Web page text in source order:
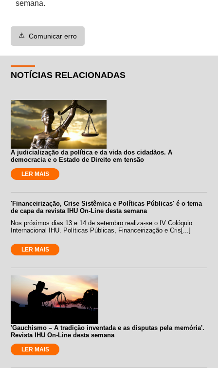
semana.
⚠️ Comunicar erro
NOTÍCIAS RELACIONADAS
A judicialização da política e da vida dos cidadãos. A
democracia e o Estado de Direito em tensão
LER MAIS
'Financeirização, Crise Sistêmica e Políticas Públicas' é o tema
de capa da revista IHU On-Line desta semana
Nos próximos dias 13 e 14 de setembro realiza-se o IV Colóquio
Internacional IHU. Políticas Públicas, Financeirização e Cris[...]
LER MAIS
'Gauchismo – A tradição inventada e as disputas pela memória'.
Revista IHU On-Line desta semana
LER MAIS